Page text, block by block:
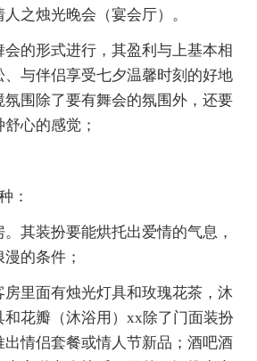
之烛光晚会（宴会厅）。
的形式进行，其盈利与上基本相
、与伴侣享受七夕温馨时刻的好地
围除了要有舞会的氛围外，还要
心的感觉；
：
其装扮要能烘托出爱情的气息，
的条件；
里面有烛光灯具和玫瑰花茶，沐
和花瓣（沐浴用）xx除了门面装扮
情侣套餐或情人节新品；酒吧酒